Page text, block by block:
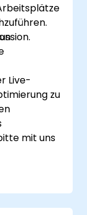
zu
Live-
mit uns